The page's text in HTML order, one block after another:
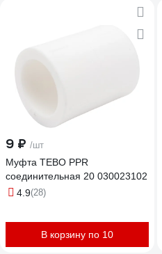
9 ₽ /шт
Муфта TEBO PPR
соединительная 20 030023102
4.9(28)
В корзину по 10